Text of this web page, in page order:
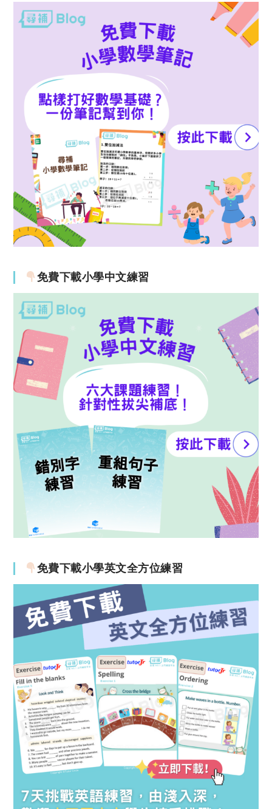
免費下載小學中文練習
免費下載小學英文全方位練習